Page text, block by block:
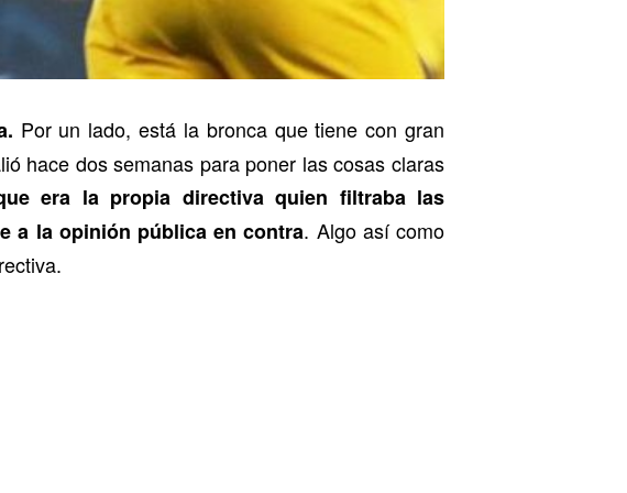
Por un lado, está la bronca que tiene con gran
hace dos semanas para poner las cosas claras
era la propia directiva quien filtraba las
a la opinión pública en contra. Algo así como